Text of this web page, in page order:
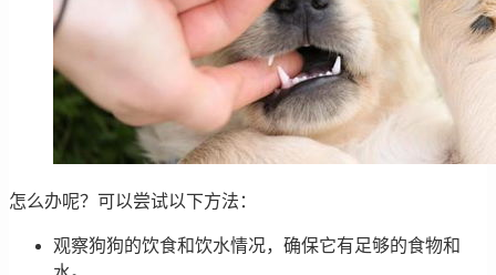
怎么办呢？可以尝试以下方法：
观察狗狗的饮食和饮水情况，确保它有足够的食物和